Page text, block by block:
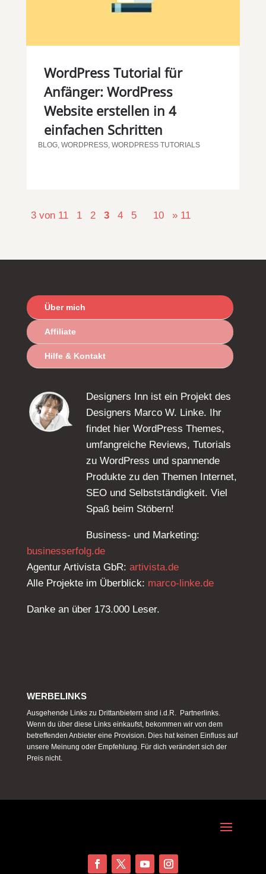
WordPress Tutorial für
Anfänger: WordPress
Website erstellen in 4
einfachen Schritten
BLOG, WORDPRESS, WORDPRESS TUTORIALS
3 von 11 1 2 3 4 5 10 » 11
Über mich
Affiliate
Hilfe & Kontakt
Designers Inn ist ein Projekt des
Designers Marco W. Linke. Ihr
findet hier WordPress Themes,
umfangreiche Reviews, Tutorials
zu WordPress und spannende
Produkte zu den Themen Internet,
SEO und Selbstständigkeit. Viel
Spaß beim Stöbern!
Business- und Marketing:
businesserfolg.de
Agentur Artivista GbR: artivista.de
Alle Projekte im Überblick: marco-linke.de
Danke an über 173.000 Leser.
WERBELINKS
Ausgehende Links zu Drittanbietern sind i.d.R. Partnerlinks.
Wenn du über diese Links einkaufst, bekommen wir von dem
betreffenden Anbieter eine Provision. Dies hat keinen Einfluss auf
unsere Meinung oder Empfehlung. Für dich verändert sich der
Preis nicht.